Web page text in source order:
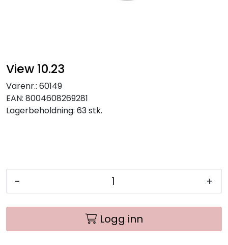
View 10.23
Varenr.: 60149
EAN: 8004608269281
Lagerbeholdning: 63 stk.
- +
Logg inn